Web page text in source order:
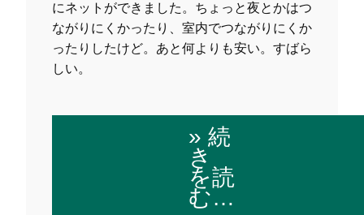
にネットができました。ちょっと夜とかはつ
ながりにくかったり、室内でつながりにくか
ったりしたけど。あと何よりも安い。すばら
しい。
» 続
き
を読
む…